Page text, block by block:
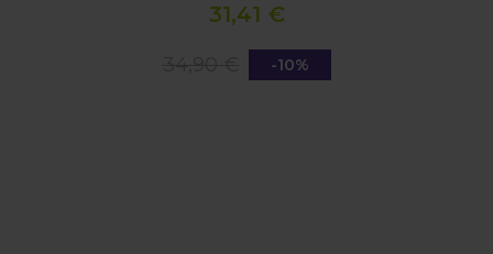
31,41 €
-10%